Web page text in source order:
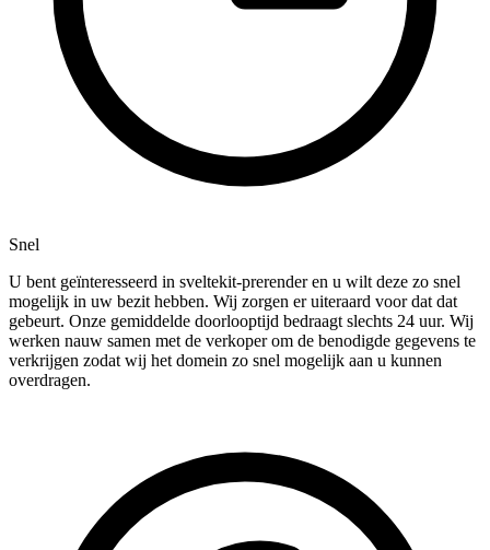
Snel
U bent geïnteresseerd in sveltekit-prerender en u wilt deze zo snel
mogelijk in uw bezit hebben. Wij zorgen er uiteraard voor dat dat
gebeurt. Onze gemiddelde doorlooptijd bedraagt slechts 24 uur. Wij
werken nauw samen met de verkoper om de benodigde gegevens te
verkrijgen zodat wij het domein zo snel mogelijk aan u kunnen
overdragen.